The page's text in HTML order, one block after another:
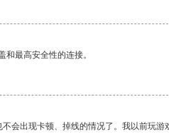
最高安全性的连接。
会出现卡顿、掉线的情况了。我以前玩游